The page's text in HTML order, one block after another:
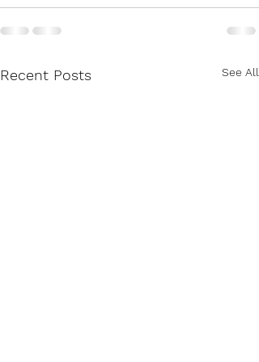
Recent Posts See All